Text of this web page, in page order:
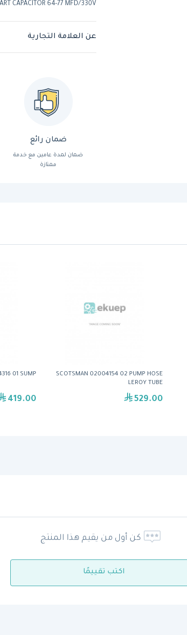
CAPACITOR 64-77 MFD/330V
عن العلامة التجارية
ضمان رائع
ضمان لمدة عامين مع خدمة
ممتازة
01 SUMP
419.00
SCOTSMAN 02004154 02 PUMP HOSE
LEROY TUBE
529.00
كن أول من يقيم هذا المنتج
اكتب تقييمًا